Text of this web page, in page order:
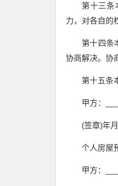
第十三条
力，对各自的
第十四条
协商解决。协
第十五条
甲方：
(签章)年
个人房屋
甲方：